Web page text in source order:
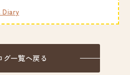
Diary
グ一覧へ戻る